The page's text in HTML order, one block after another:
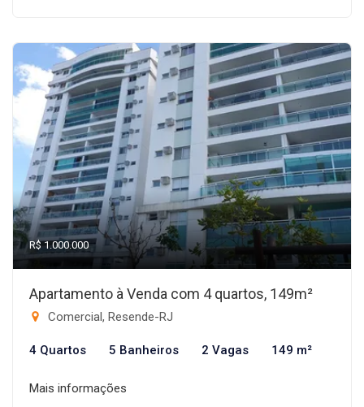
R$ 1.000.000
Apartamento à Venda com 4 quartos, 149m²
Comercial, Resende-RJ
4 Quartos 5 Banheiros 2 Vagas 149 m²
Mais informações